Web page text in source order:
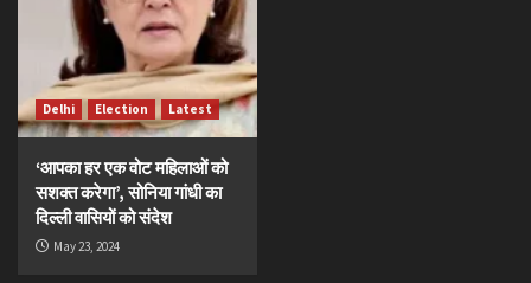
Delhi Election Latest
‘आपका हर एक वोट महिलाओं को
सशक्त करेगा’, सोनिया गांधी का
दिल्ली वासियों को संदेश
May 23, 2024